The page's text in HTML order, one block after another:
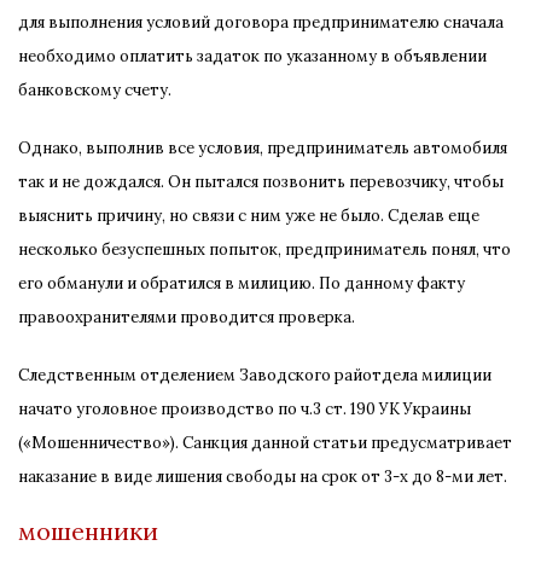
для выполнения условий договора предпринимателю сначала
необходимо оплатить задаток по указанному в объявлении
банковскому счету.
Однако, выполнив все условия, предприниматель автомобиля
так и не дождался. Он пытался позвонить перевозчику, чтобы
выяснить причину, но связи с ним уже не было. Сделав еще
несколько безуспешных попыток, предприниматель понял, что
его обманули и обратился в милицию. По данному факту
правоохранителями проводится проверка.
Следственным отделением Заводского райотдела милиции
начато уголовное производство по ч.3 ст. 190 УК Украины
(«Мошенничество»). Санкция данной статьи предусматривает
наказание в виде лишения свободы на срок от 3-х до 8-ми лет.
мошенники